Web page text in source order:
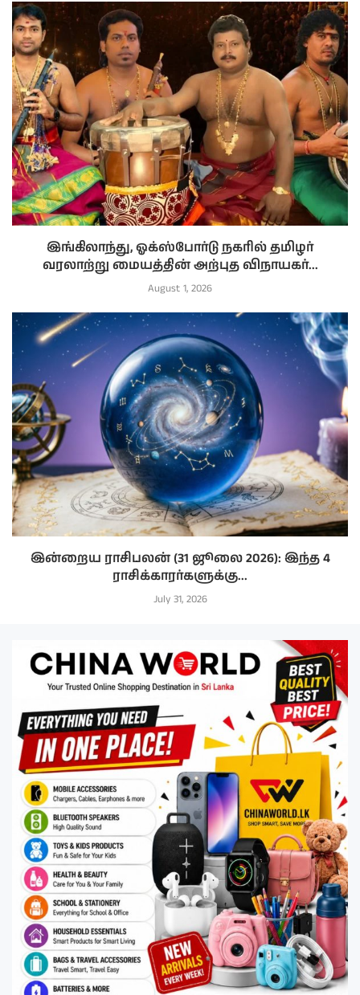
இங்கிலாந்து, ஓக்ஸ்போர்டு நகரில் தமிழர்
வரலாற்று மையத்தின் அற்புத விநாயகர்...
August 1, 2026
இன்றைய ராசிபலன் (31 ஜூலை 2026): இந்த 4
ராசிக்காரர்களுக்கு...
July 31, 2026